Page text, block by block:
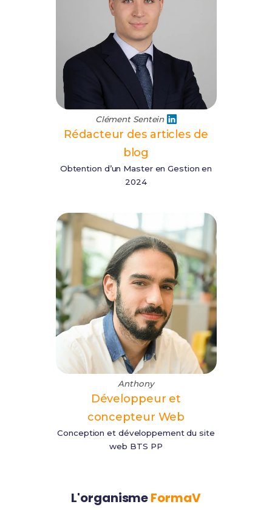
Clément Sentein
Rédacteur des articles de
blog
Obtention d’un Master en Gestion en
2024
Anthony
Développeur et
concepteur Web
Conception et développement du site
web BTS PP
L'organismeFormaV